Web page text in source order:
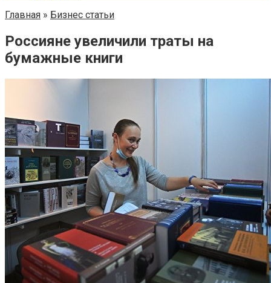
Главная » Бизнес статьи
Россияне увеличили траты на
бумажные книги